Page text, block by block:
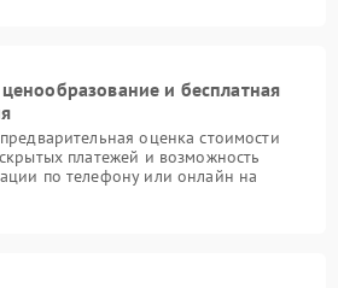
и бесплатная
оценка стоимости
платежей и возможность
по телефону или онлайн на